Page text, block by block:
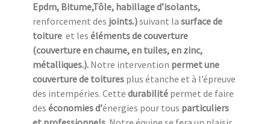
Epdm, Bitume,Tôle, habillage d’isolants,
renforcement des joints.)suivant la surface de
toiture et les éléments de couverture
(couverture en chaume, en tuiles, en zinc,
métalliques.). Notre intervention permet une
couverture de toitures plus étanche et à l’épreuve
des intempéries. Cette durabilité permet de faire
des économies d’énergies pour tous particuliers